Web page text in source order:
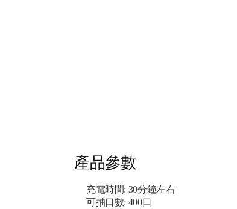
產品參數
充電時間: 30分鐘左右
可抽口數: 400口